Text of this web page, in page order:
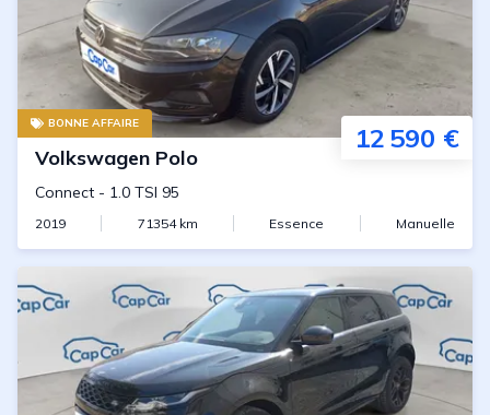
BONNE AFFAIRE 12 590 €
Volkswagen Polo
Connect - 1.0 TSI 95
2019 71354km Essence Manuelle